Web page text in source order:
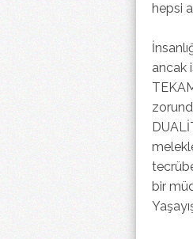
hepsi
ancak
bir